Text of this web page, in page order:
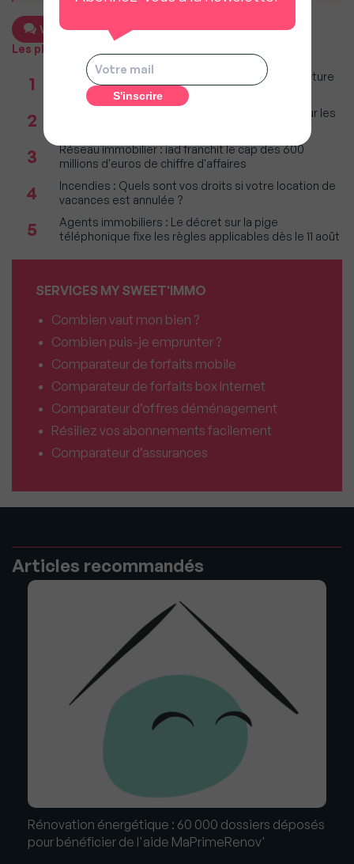
Voir les 2 commentaires
Les plus populaires
1
Taxe foncière 2026 : Ces grandes villes où la facture
restera parmi les plus lourdes
2
Immobilier : Ce que l’AI Act change vraiment pour les
3
Réseau immobilier : iad franchit le cap des 600
millions d'euros de chiffre d'affaires
4
Incendies : Quels sont vos droits si votre location de
vacances est annulée ?
5
Agents immobiliers : Le décret sur la pige
téléphonique fixe les règles applicables dès le 11 août
SERVICES MY SWEET'IMMO
Combien vaut mon bien ?
Combien puis-je emprunter ?
Comparateur de forfaits mobile
Comparateur de forfaits box Internet
Comparateur d’offres déménagement
Résiliez vos abonnements facilement
Comparateur d’assurances
Articles recommandés
Rénovation énergétique : 60 000 dossiers déposés
pour bénéficier de l'aide MaPrimeRenov'